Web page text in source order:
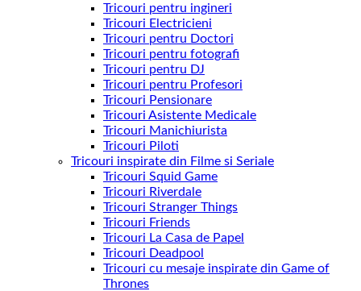
Tricouri pentru ingineri
Tricouri Electricieni
Tricouri pentru Doctori
Tricouri pentru fotografi
Tricouri pentru DJ
Tricouri pentru Profesori
Tricouri Pensionare
Tricouri Asistente Medicale
Tricouri Manichiurista
Tricouri Piloti
Tricouri inspirate din Filme si Seriale
Tricouri Squid Game
Tricouri Riverdale
Tricouri Stranger Things
Tricouri Friends
Tricouri La Casa de Papel
Tricouri Deadpool
Tricouri cu mesaje inspirate din Game of
Thrones